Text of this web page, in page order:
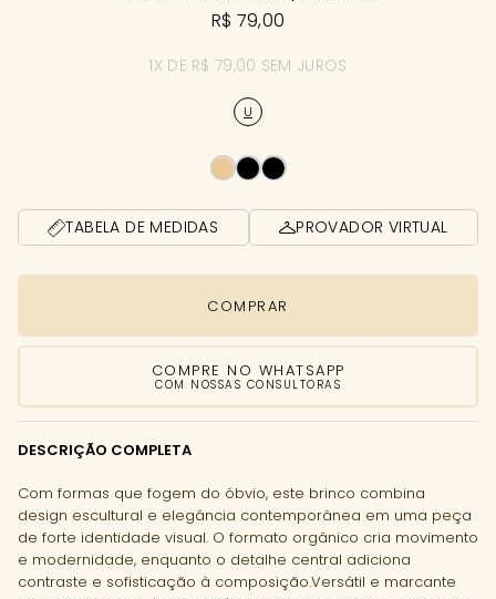
R$ 79,00
1X DE R$ 79,00 SEM JUROS
U
TABELA DE MEDIDAS PROVADOR VIRTUAL
COMPRAR
COMPRE NO WHATSAPP
COM NOSSAS CONSULTORAS
DESCRIÇÃO COMPLETA
Com formas que fogem do óbvio, este brinco combina
design escultural e elegância contemporânea em uma peça
de forte identidade visual. O formato orgânico cria movimento
e modernidade, enquanto o detalhe central adiciona
contraste e sofisticação à composição.Versátil e marcante